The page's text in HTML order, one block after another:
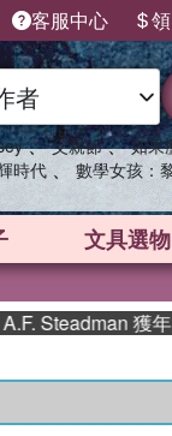
客服中心
、 父親節 、 如果
時代 、 數學女孩：
文具選物
獲年度作